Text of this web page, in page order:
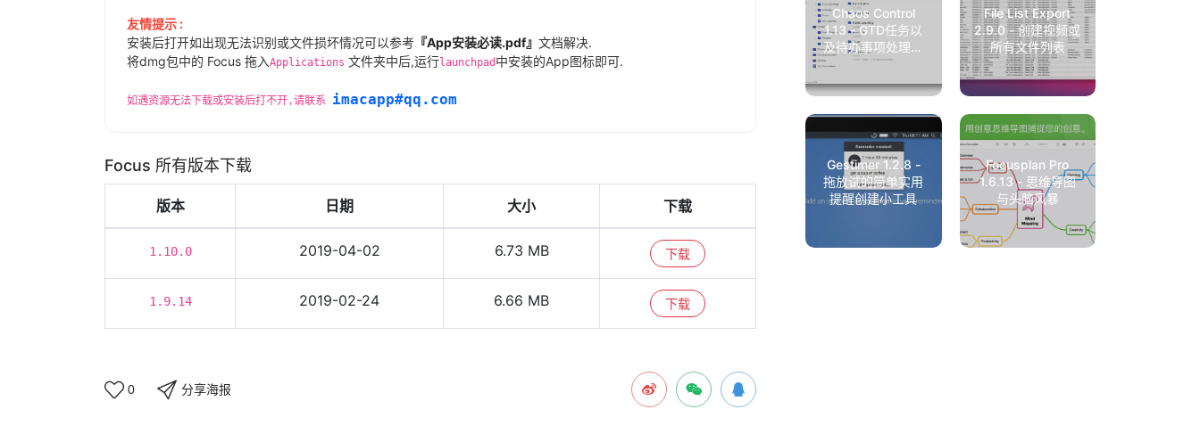
友情提示 :
安装后打开如出现无法识别或文件损坏情况可以参考 『App安装必读.pdf』 文档解决.
将dmg包中的 Focus 拖入Applications 文件夹中后,运行launchpad 中安装的App图标即可.
如遇资源无法下载或安装后打不开,请联系 imacapp#qq.com
Focus 所有版本下载
版本 日期 大小 下载
1.10.0 2019-04-02 6.73 MB 下载
1.9.14 2019-02-24 6.66 MB 下载
0 分享海报
Chaos Control
1.13 - GTD任务以
及待办事项处理工
具
File List Export
2.9.0 - 创建视频或
所有文件列表
Gestimer 1.2.8 -
拖放试的简单实用
提醒创建小工具
Focusplan Pro
1.6.13 - 思维导图
与头脑风暴